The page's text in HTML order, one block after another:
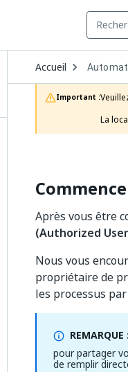
Accueil Open
to
choose
product
Important :
La
Après vous être
(Authorized User
Nous vous
propriétaire de
les processus
REMARQUE :
pour partager
de remplir